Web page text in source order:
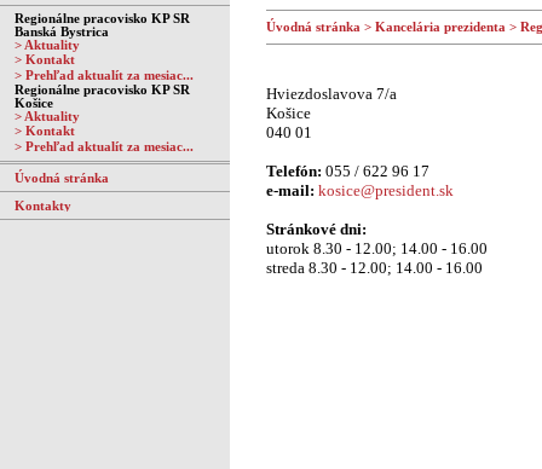
Regionálne pracovisko KP SR
Banská Bystrica
> Aktuality
> Kontakt
> Prehľad aktualít za mesiac...
Regionálne pracovisko KP SR
Košice
> Aktuality
> Kontakt
> Prehľad aktualít za mesiac...
Úvodná stránka
Kontakty
Úvodná stránka > Kancelária prezidenta >
Hviezdoslavova 7/a
Košice
040 01
Telefón: 055 / 622 96 17
e-mail: kosice@president.sk
Stránkové dni:
utorok 8.30 - 12.00; 14.00 - 16.00
streda 8.30 - 12.00; 14.00 - 16.00